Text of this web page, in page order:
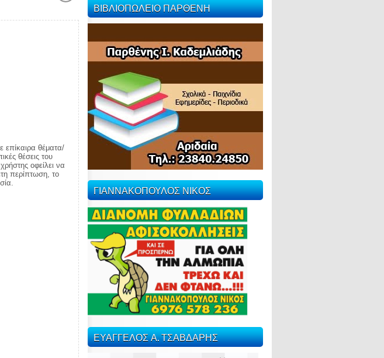
επίκαιρα θέματα/
θέσεις του
οφείλει να
περίπτωση, το
ΒΙΒΛΙΟΠΩΛΕΙΟ ΠΑΡΘΕΝΗ
ΓΙΑΝΝΑΚΟΠΟΥΛΟΣ ΝΙΚΟΣ
ΕΥΑΓΓΕΛΟΣ Α. ΤΣΑΒΔΑΡΗΣ